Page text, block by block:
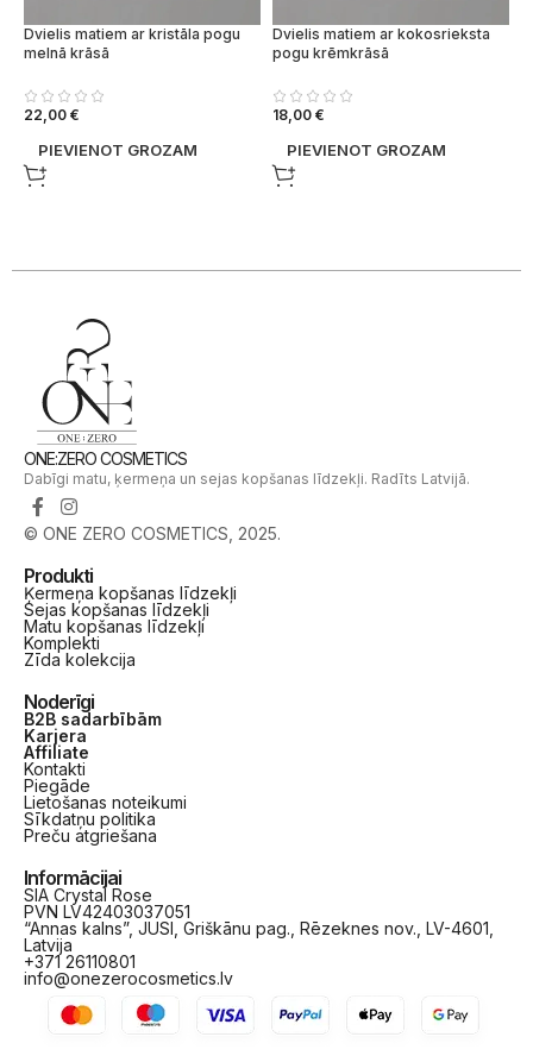
Dvielis matiem ar kristāla pogu
melnā krāsā
22,00 €
PIEVIENOT GROZAM
Dvielis matiem ar kokosrieksta
pogu krēmkrāsā
18,00 €
PIEVIENOT GROZAM
ONE:ZERO COSMETICS
Dabīgi matu, ķermeņa un sejas kopšanas līdzekļi. Radīts Latvijā.
© ONE ZERO COSMETICS, 2025.
Produkti
Ķermeņa kopšanas līdzekļi
Sejas kopšanas līdzekļi
Matu kopšanas līdzekļi
Komplekti
Zīda kolekcija
Noderīgi
B2B sadarbībām
Karjera
Affiliate
Kontakti
Piegāde
Lietošanas noteikumi
Sīkdatņu politika
Preču atgriešana
Informācijai
SIA Crystal Rose
PVN LV42403037051
“Annas kalns”, JUSI, Griškānu pag., Rēzeknes nov., LV-4601,
Latvija
+371 26110801
info@onezerocosmetics.lv